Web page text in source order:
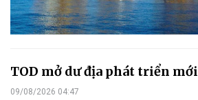
TOD mở dư địa phát triển mới
09/08/2026 04:47